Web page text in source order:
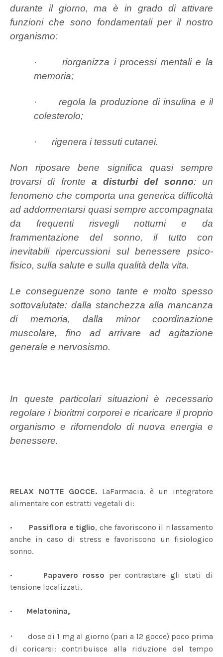
durante il giorno, ma è in grado di attivare
funzioni che sono fondamentali per il nostro
organismo:
·
riorganizza i processi mentali e la
memoria;
·
regola la produzione di insulina e il
colesterolo;
· rigenera i tessuti cutanei.
Non riposare bene significa quasi sempre
trovarsi di fronte a disturbi del sonno: un
fenomeno che comporta una generica difficoltà
ad addormentarsi quasi sempre accompagnata
da frequenti risvegli notturni e da
frammentazione del sonno, il tutto con
inevitabili ripercussioni sul benessere psico-
fisico, sulla salute e sulla qualità della vita.
Le conseguenze sono tante e molto spesso
sottovalutate: dalla stanchezza alla mancanza
di memoria, dalla minor coordinazione
muscolare, fino ad arrivare ad agitazione
generale e nervosismo.
In queste particolari situazioni è necessario
regolare i bioritmi corporei e ricaricare il proprio
organismo e rifornendolo di nuova energia e
benessere.
RELAX NOTTE GOCCE. LaFarmacia. è un integratore
alimentare con estratti vegetali di:
• Passiflora e tiglio, che favoriscono il rilassamento
anche in caso di stress e favoriscono un fisiologico
sonno.
• Papavero rosso per contrastare gli stati di
tensione localizzati,
• Melatonina,
·
dose di 1 mg al giorno (pari a 12 gocce) poco prima
di coricarsi: contribuisce alla riduzione del tempo